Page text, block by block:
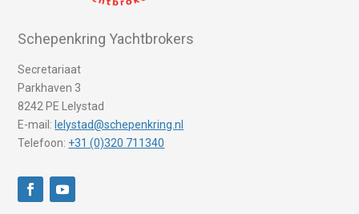
Schepenkring Yachtbrokers
Secretariaat
Parkhaven 3
8242 PE Lelystad
E-mail: lelystad@schepenkring.nl
Telefoon: +31 (0)320 711340